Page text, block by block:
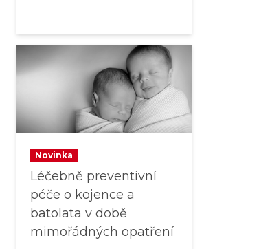
Novinka
Léčebně preventivní
péče o kojence a
batolata v době
mimořádných opatření